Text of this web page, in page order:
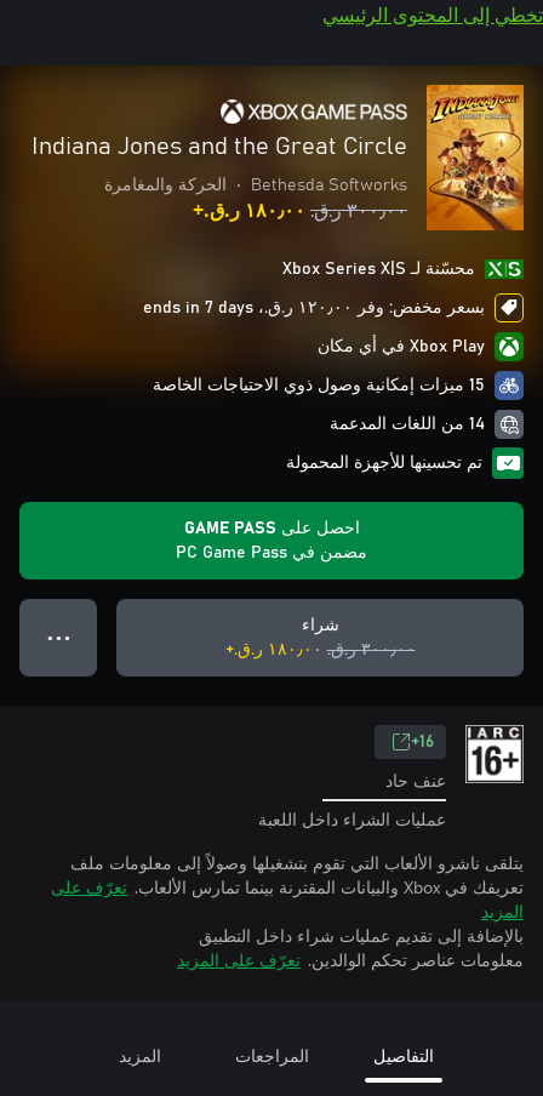
تخطي إلى المحتوى الرئيسي
Indiana Jones and the Great Circle
Bethesda Softworks
• الحركة والمغامرة
٣٠٠٫٠٠ ر.ق.‏ ١٨٠٫٠٠ ر.ق.‏+
محسّنة لـ Xbox Series X|S
بسعر مخفض: وفر ١٢٠٫٠٠ ر.ق.‏، ends in 7 days
Xbox Play في أي مكان
15 ميزات إمكانية وصول ذوي الاحتياجات الخاصة
14 من اللغات المدعمة
تم تحسينها للأجهزة المحمولة
احصل على GAME PASS
مضمن في PC Game Pass
شراء
٣٠٠٫٠٠ ر.ق.‏
١٨٠٫٠٠ ر.ق.‏+
● ● ●
16+
عنف حاد
عمليات الشراء داخل اللعبة
يتلقى ناشرو الألعاب التي تقوم بتشغيلها وصولاً إلى معلومات ملف
تعريفك في Xbox والبيانات المقترنة بينما تمارس الألعاب.
تعرّف على
المزيد
بالإضافة إلى تقديم عمليات شراء داخل التطبيق
معلومات عناصر تحكم الوالدين. تعرّف على المزيد
التفاصيل المراجعات المزيد